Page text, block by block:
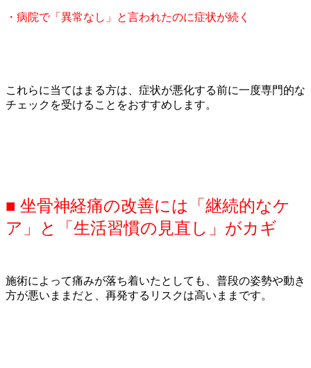
・病院で「異常なし」と言われたのに症状が続く
これらに当てはまる方は、症状が悪化する前に一度専門的な
チェックを受けることをおすすめします。
■ 坐骨神経痛の改善には「継続的なケ
ア」と「生活習慣の見直し」がカギ
施術によって痛みが落ち着いたとしても、普段の姿勢や動き
方が悪いままだと、再発するリスクは高いままです。